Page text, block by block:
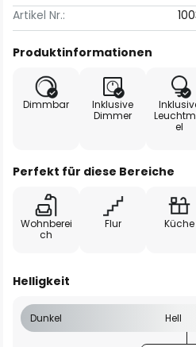
Artikel Nr.:
Produktinformationen
Dimmbar
Inklusive
Dimmer
el
Perfekt für diese Bereiche
Wohnberei
ch
Flur Küche
Helligkeit
Dunkel Hell